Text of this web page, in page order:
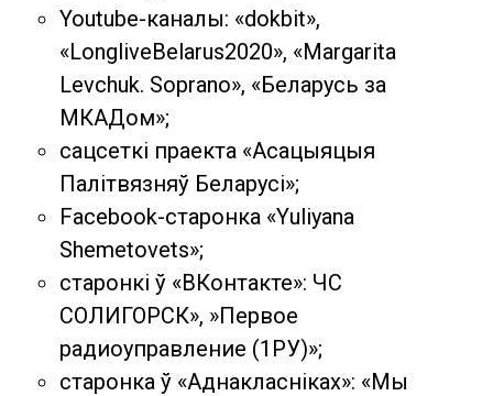
Youtube-каналы: «dokbit»,
«LongliveBelarus2020», «Margarita
Levchuk. Soprano», «Беларусь за
МКАДом»;
сацсеткі праекта «Асацыяцыя
Палiтвязняў Беларусі»;
Facebook-старонка «Yuliyana
Shemetovets»;
старонкі ў «ВКонтакте»: ЧС
СОЛИГОРСК», »Первое
радиоуправление (1РУ)»;
старонка ў «Аднакласніках»: «Мы